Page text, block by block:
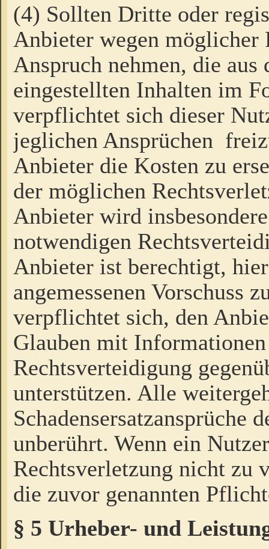
(4) Sollten Dritte oder
Anbieter wegen möglicher
Anspruch nehmen, die
eingestellten Inhalten im
verpflichtet sich dieser
jeglichen Ansprüchen
Anbieter die Kosten zu
der möglichen
Anbieter wird
notwendigen
Anbieter ist berechtigt,
angemessenen Vorschuss
verpflichtet sich, den
Glauben mit
Rechtsverteidigung
unterstützen. Alle
Schadensersatzansprüche
unberührt. Wenn ein
Rechtsverletzung nicht zu
die zuvor genannten
§ 5 Urheber- und